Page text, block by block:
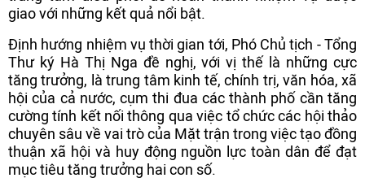
giao với những kết quả nổi bật.
Định hướng nhiệm vụ thời gian tới, Phó Chủ tịch - Tổng
Thư ký Hà Thị Nga đề nghị, với vị thế là những cực
tăng trưởng, là trung tâm kinh tế, chính trị, văn hóa, xã
hội của cả nước, cụm thi đua các thành phố cần tăng
cường tính kết nối thông qua việc tổ chức các hội thảo
chuyên sâu về vai trò của Mặt trận trong việc tạo đồng
thuận xã hội và huy động nguồn lực toàn dân để đạt
mục tiêu tăng trưởng hai con số.